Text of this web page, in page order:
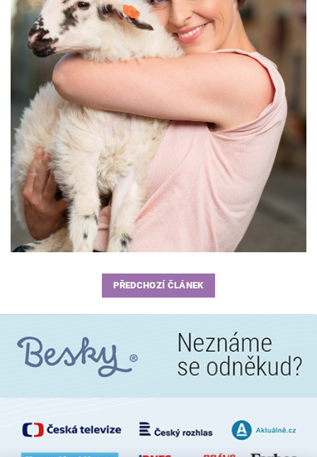
PŘEDCHOZÍ ČLÁNEK